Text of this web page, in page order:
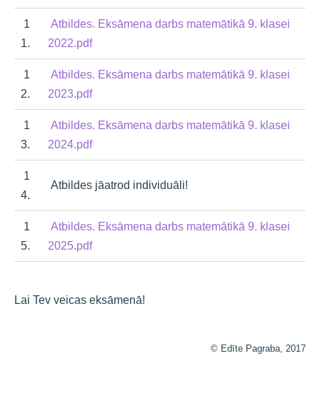
1
1.
Atbildes. Eksāmena darbs matemātikā 9. klasei
2022.pdf
1
2.
Atbildes. Eksāmena darbs matemātikā 9. klasei
2023.pdf
1
3.
Atbildes. Eksāmena darbs matemātikā 9. klasei
2024.pdf
1
4.
Atbildes jāatrod individuāli!
1
5.
Atbildes. Eksāmena darbs matemātikā 9. klasei
2025.pdf
Lai Tev veicas eksāmenā!
© Edīte Pagraba, 2017